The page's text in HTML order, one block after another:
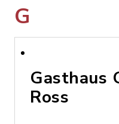
G
Gasthaus
Ross